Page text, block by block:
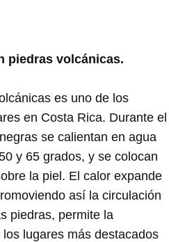
piedras volcánicas.
es uno de los
en Costa Rica. Durante el
se calientan en agua
y 65 grados, y se colocan
la piel. El calor expande
así la circulación
piedras, permite la
lugares más destacados